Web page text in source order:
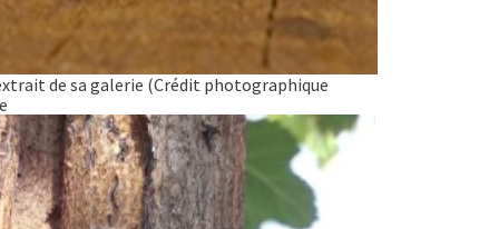
de sa galerie (Crédit photographique